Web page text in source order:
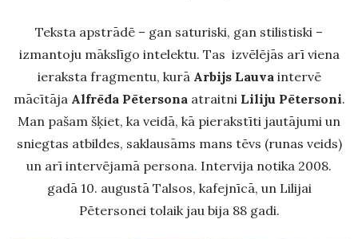
Teksta apstrādē – gan saturiski, gan stilistiski –
izmantoju mākslīgo intelektu. Tas izvēlējās arī viena
ieraksta fragmentu, kurā Arbijs Lauvaintervē
mācītāja Alfrēda Pētersona atraitniLiliju Pētersoni.
Man pašam šķiet, ka veidā, kā pierakstīti jautājumi un
sniegtas atbildes, saklausāms mans tēvs (runas veids)
un arī intervējamā persona. Intervija notika 2008.
gadā 10. augustā Talsos, kafejnīcā, un Lilijai
Pētersonei tolaik jau bija 88 gadi.